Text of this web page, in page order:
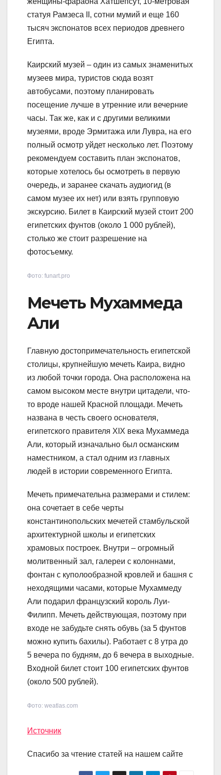
статуя Рамзеса II, сотни мумий и еще 160
тысяч экспонатов всех периодов древнего
Египта.
Каирский музей – один из самых знаменитых
музеев мира, туристов сюда возят
автобусами, поэтому планировать
посещение лучше в утренние или вечерние
часы. Так же, как и с другими великими
музеями, вроде Эрмитажа или Лувра, на его
полный осмотр уйдет несколько лет. Поэтому
рекомендуем составить план экспонатов,
которые хотелось бы осмотреть в первую
очередь, и заранее скачать аудиогид (в
самом музее их нет) или взять групповую
экскурсию. Билет в Каирский музей стоит 200
египетских фунтов (около 1 000 рублей),
столько же стоит разрешение на
фотосъемку.
Фото: funart.pro
Мечеть Мухаммеда
Али
Главную достопримечательность египетской
столицы, крупнейшую мечеть Каира, видно
из любой точки города. Она расположена на
самом высоком месте внутри цитадели, что-
то вроде нашей Красной площади. Мечеть
названа в честь своего основателя,
египетского правителя XIX века Мухаммеда
Али, который изначально был османским
наместником, а стал одним из главных
людей в истории современного Египта.
Мечеть примечательна размерами и стилем:
она сочетает в себе черты
константинопольских мечетей стамбульской
архитектурной школы и египетских
храмовых построек. Внутри – огромный
молитвенный зал, галереи с колоннами,
фонтан с куполообразной кровлей и башня с
неходящими часами, которые Мухаммеду
Али подарил французский король Луи-
Филипп. Мечеть действующая, поэтому при
входе не забудьте снять обувь (за 5 фунтов
можно купить бахилы). Работает с 8 утра до
5 вечера по будням, до 6 вечера в выходные.
Входной билет стоит 100 египетских фунтов
(около 500 рублей).
Фото: weatlas.com
Источник
Спасибо за чтение статей на нашем сайте